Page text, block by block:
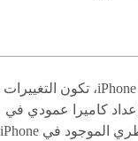
عند مقارنة حجم iPhone 16 مع تصميم iPhone 15، تكون التغييرات
ملحوظة. من المتوقع أن يقدم iPhone 16 إعداد كاميرا عمودي في
الطرازات العادية، ليحل محل الترتيب القطري الموجود في iPhone